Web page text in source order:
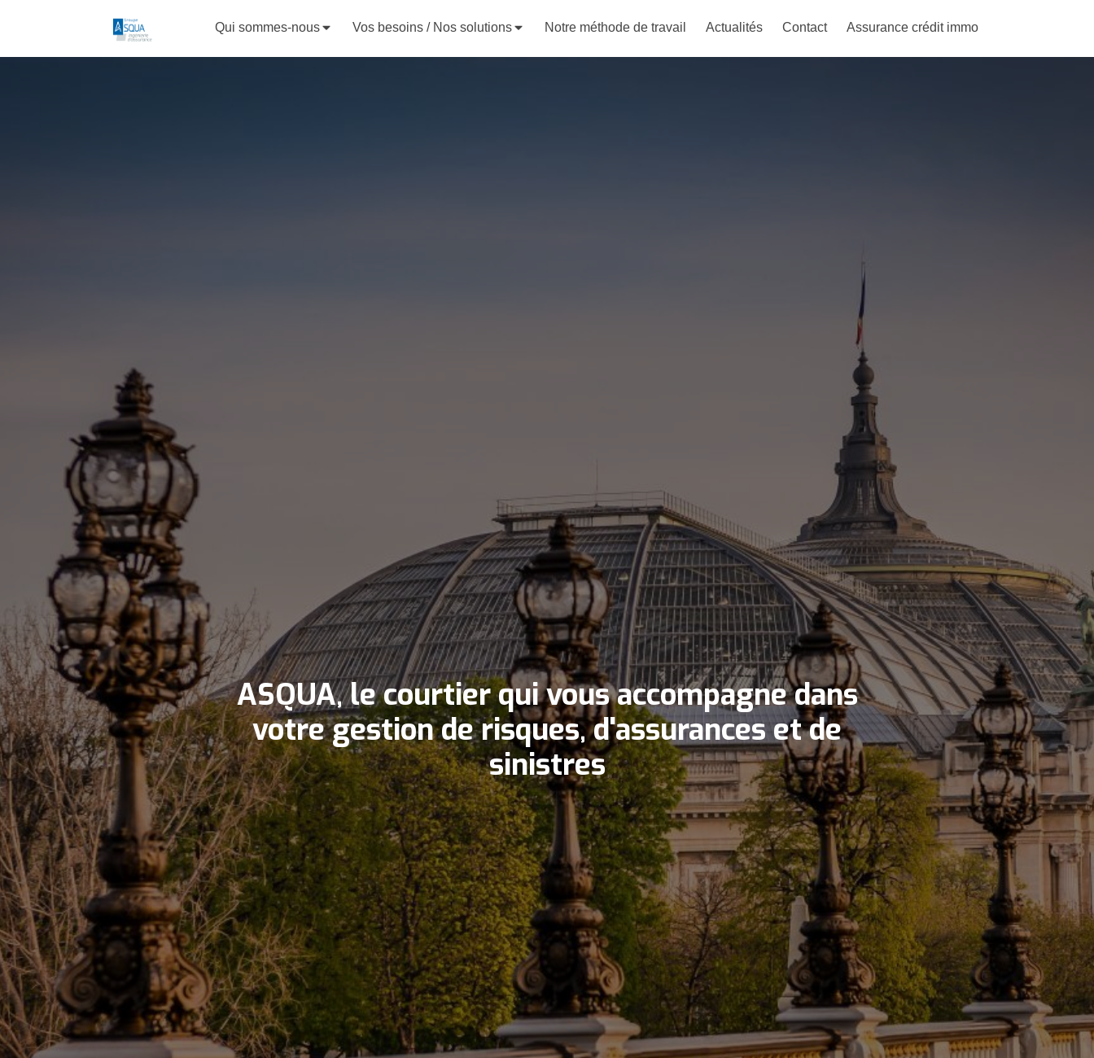
Qui sommes-nous Vos besoins / Nos solutions Notre méthode de travail Actualités Contact Assurance crédit immo
ASQUA, le courtier qui vous accompagne dans
votre gestion de risques, d'assurances et de
sinistres